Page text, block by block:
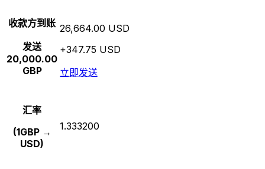
收款方到账
发送
20,000.00
GBP
26,664.00 USD
+347.75 USD
立即发送
汇率
(1GBP →
USD)
1.333200